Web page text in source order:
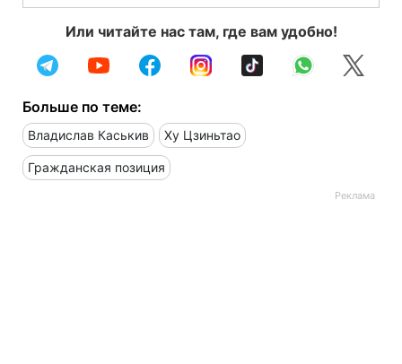
Или читайте нас там, где вам удобно!
Больше по теме:
Владислав Каськив Ху Цзиньтао
Гражданская позиция